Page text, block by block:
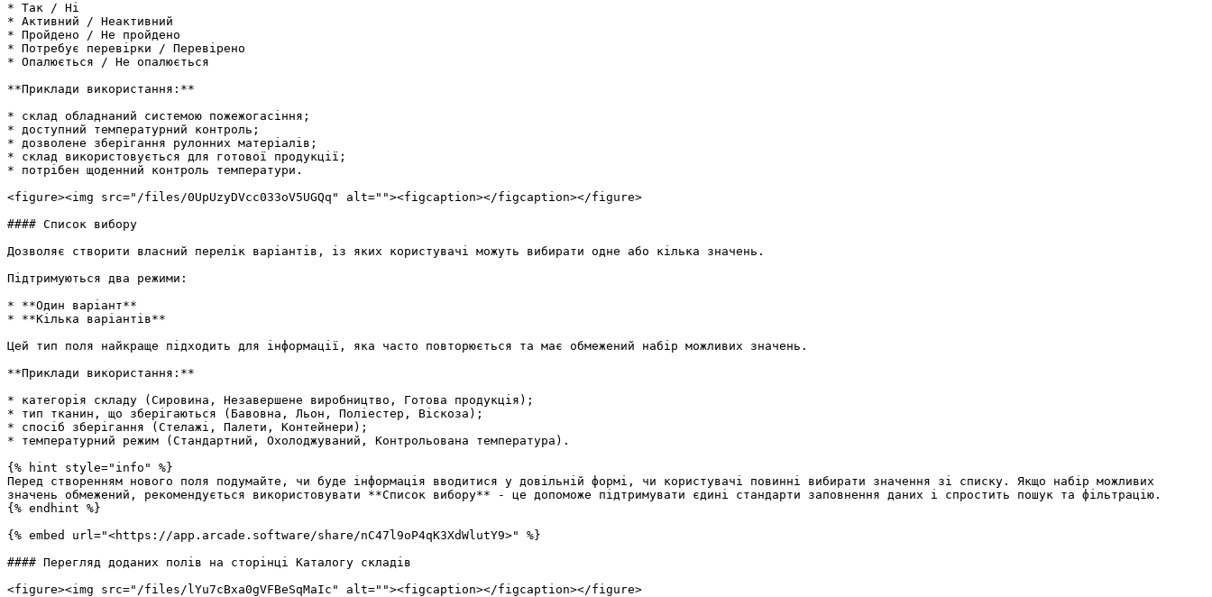
* Так / Ні
* Активний / Неактивний
* Пройдено / Не пройдено
* Потребує перевірки / Перевірено
* Опалюється / Не опалюється
**Приклади використання:**
* склад обладнаний системою пожежогасіння;
* доступний температурний контроль;
* дозволене зберігання рулонних матеріалів;
* склад використовується для готової продукції;
* потрібен щоденний контроль температури.
<figure><img src="/files/0UpUzyDVcc033oV5UGQq" alt=""><figcaption></figcaption></figure>
#### Список вибору
Дозволяє створити власний перелік варіантів, із яких користувачі можуть вибирати одне або кілька значень.
Підтримуються два режими:
* **Один варіант**
* **Кілька варіантів**
Цей тип поля найкраще підходить для інформації, яка часто повторюється та має обмежений набір можливих значень.
**Приклади використання:**
* категорія складу (Сировина, Незавершене виробництво, Готова продукція);
* тип тканин, що зберігаються (Бавовна, Льон, Поліестер, Віскоза);
* спосіб зберігання (Стелажі, Палети, Контейнери);
* температурний режим (Стандартний, Охолоджуваний, Контрольована температура).
{% hint style="info" %}
Перед створенням нового поля подумайте, чи буде інформація вводитися у довільній формі, чи користувачі повинні вибирати значення зі списку. Якщо набір можливих
значень обмежений, рекомендується використовувати **Список вибору** - це допоможе підтримувати єдині стандарти заповнення даних і спростить пошук та фільтрацію.
{% endhint %}
{% embed url="<https://app.arcade.software/share/nC47l9oP4qK3XdWlutY9>" %}
#### Перегляд доданих полів на сторінці Каталогу складів
<figure><img src="/files/lYu7cBxa0gVFBeSqMaIc" alt=""><figcaption></figcaption></figure>